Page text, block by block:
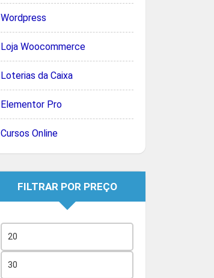
Wordpress
Loja Woocommerce
Loterias da Caixa
Elementor Pro
Cursos Online
FILTRAR POR PREÇO
mínimo
máximo